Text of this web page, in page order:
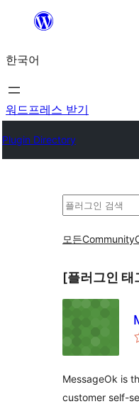
츠
로
바
가
한국어
워드프레스 받기
Plugin Directory
검
모든Community
[플러그인 태
MessageOk is
customer self-